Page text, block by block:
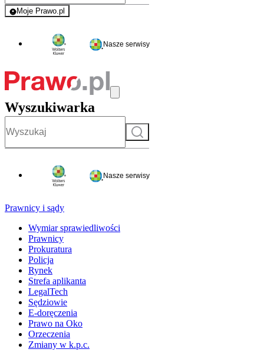
Moje Prawo.pl
- rejestracja i logowanie do serwisu
Nasze serwisy
Wyszukiwarka
Szukaj
Nasze serwisy
Prawnicy i sądy
Wymiar sprawiedliwości
Prawnicy
Prokuratura
Policja
Rynek
Strefa aplikanta
LegalTech
Sędziowie
E-doręczenia
Prawo na Oko
Orzeczenia
Zmiany w k.p.c.